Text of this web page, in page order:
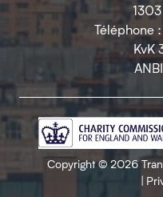
Téléphone
KvK
Copyright © 2026
|